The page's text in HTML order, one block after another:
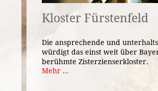
Kloster Fürstenfeld
Die ansprechende und
würdigt das einst weit über
berühmte Zisterzienserkloster.
Mehr ...